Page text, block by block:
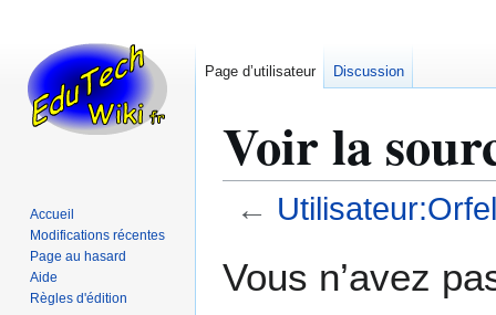
Voir la
←
àà
Vous n’avez
Page d’utilisateur Discussion
Accueil
Modifications récentes
Page au hasard
Aide
Règles d'édition